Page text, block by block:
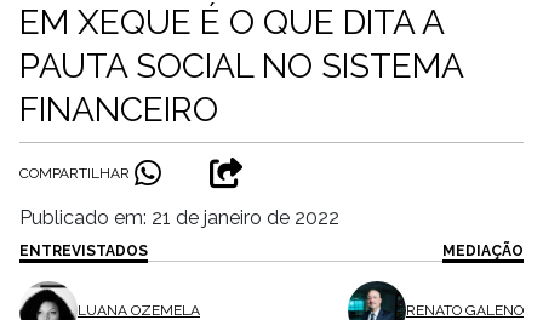
EM XEQUE É O QUE DITA A
PAUTA SOCIAL NO SISTEMA
FINANCEIRO
COMPARTILHAR
Publicado em: 21 de janeiro de 2022
ENTREVISTADOS
LUANA OZEMELA
MEDIAÇÃO
RENATO GALENO